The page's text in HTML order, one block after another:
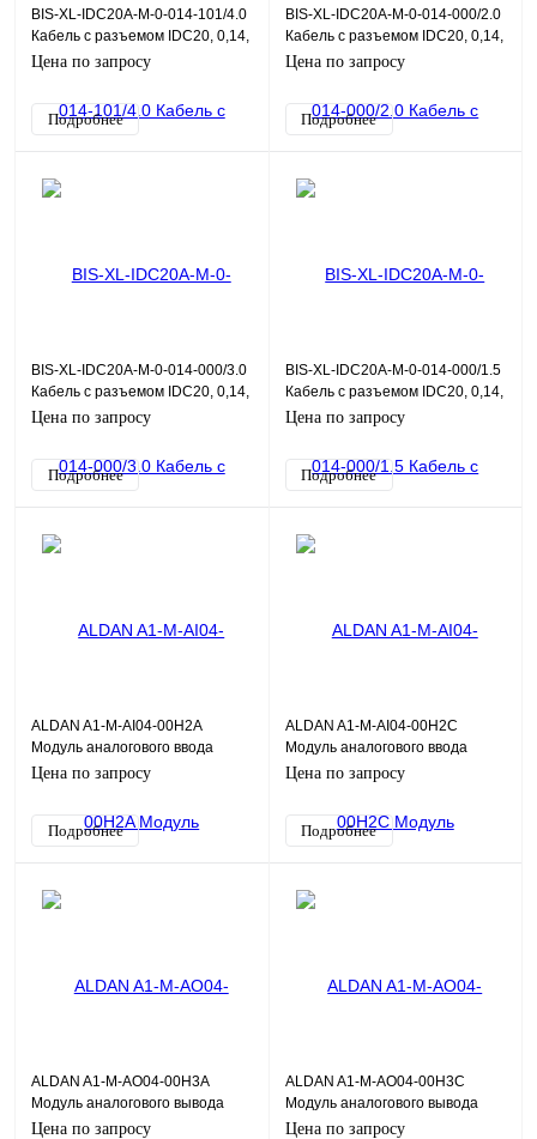
BIS-XL-IDC20A-M-0-014-101/4.0
Кабель с разъемом IDC20, 0,14,
4,0 м
Цена по запросу
Подробнее
BIS-XL-IDC20A-M-0-014-000/2.0
Кабель с разъемом IDC20, 0,14,
2,0 м
Цена по запросу
Подробнее
BIS-XL-IDC20A-M-0-014-000/3.0
Кабель с разъемом IDC20, 0,14,
3,0 м
Цена по запросу
Подробнее
BIS-XL-IDC20A-M-0-014-000/1.5
Кабель с разъемом IDC20, 0,14,
1,5 м
Цена по запросу
Подробнее
ALDAN A1-M-AI04-00H2A
Модуль аналогового ввода
AI04H 4хAI HART, 0,1%, общая
Цена по запросу
Подробнее
ALDAN A1-M-AI04-00H2C
Модуль аналогового ввода
AI04H 4хAI HART, 0,2%, общая
Цена по запросу
Подробнее
ALDAN A1-M-AO04-00H3A
Модуль аналогового вывода
AO04DH 4хAO HART, 0,1%,
Цена по запросу
ALDAN A1-M-AO04-00H3C
Модуль аналогового вывода
AO04DH 4хAO HART, 0,3%,
Цена по запросу